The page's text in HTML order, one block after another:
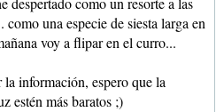
una especie de siesta larga en
voy a flipar en el curro...
información, espero que la
estén más baratos ;)